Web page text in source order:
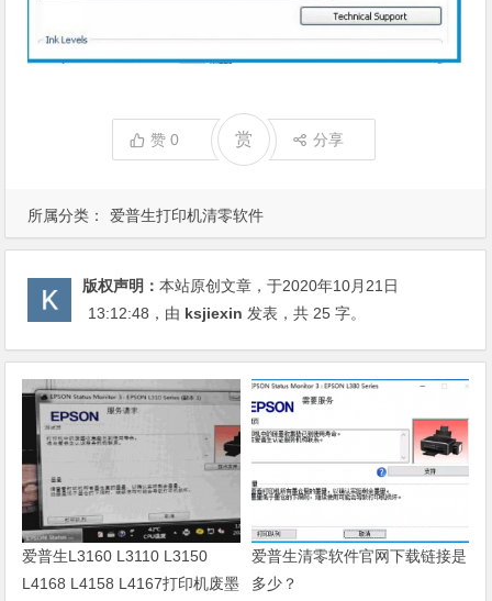
所属分类： 爱普生打印机清零软件
赞0 赏 分享
版权声明：本站原创文章，于2020年10月21日
13:12:48 ，由 ksjiexin 发表，共 25 字。
爱普生L3160 L3110 L3150
L4168 L4158 L4167打印机废墨
爱普生清零软件官网下载链接是
多少？